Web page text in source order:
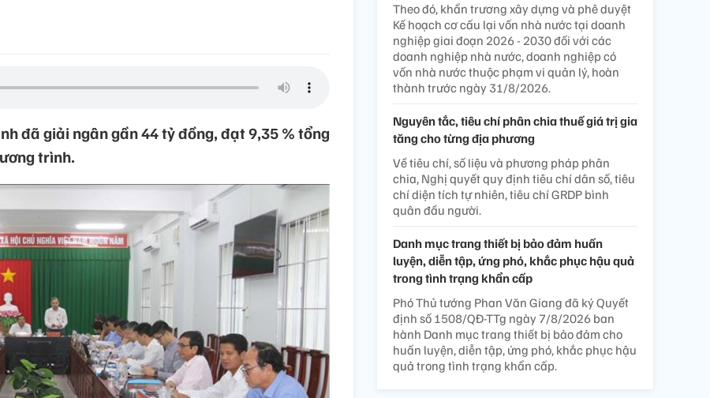
đã giải ngân gần 44 tỷ đồng, đạt 9,35 % tổng
trình.
Theo đó, khẩn trương xây dựng và phê duyệt
Kế hoạch cơ cấu lại vốn nhà nước tại doanh
nghiệp giai đoạn 2026 - 2030 đối với các
doanh nghiệp nhà nước, doanh nghiệp có
vốn nhà nước thuộc phạm vi quản lý, hoàn
thành trước ngày 31/8/2026.
Nguyên tắc, tiêu chí phân chia thuế giá trị gia
tăng cho từng địa phương
Về tiêu chí, số liệu và phương pháp phân
chia, Nghị quyết quy định tiêu chí dân số, tiêu
chí diện tích tự nhiên, tiêu chí GRDP bình
quân đầu người.
Danh mục trang thiết bị bảo đảm huấn
luyện, diễn tập, ứng phó, khắc phục hậu quả
trong tình trạng khẩn cấp
Phó Thủ tướng Phan Văn Giang đã ký Quyết
định số 1508/QĐ-TTg ngày 7/8/2026 ban
hành Danh mục trang thiết bị bảo đảm cho
huấn luyện, diễn tập, ứng phó, khắc phục hậu
quả trong tình trạng khẩn cấp.